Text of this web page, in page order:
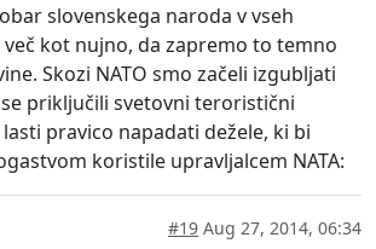
slovenskega naroda v vseh
kot nujno, da zapremo to temno
Skozi NATO smo začeli izgubljati
priključili svetovni teroristični
pravico napadati dežele, ki bi
koristile upravljalcem NATA:
#19 Aug 27, 2014, 06:34